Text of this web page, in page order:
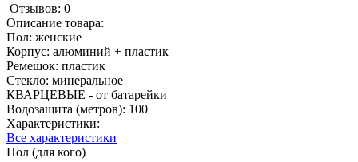
Отзывов: 0
Описание товара:
Пол: женские
Корпус: алюминий + пластик
Ремешок: пластик
Стекло: минеральное
КВАРЦЕВЫЕ - от батарейки
Водозащита (метров): 100
Характеристики:
Все характеристики
Пол (для кого)